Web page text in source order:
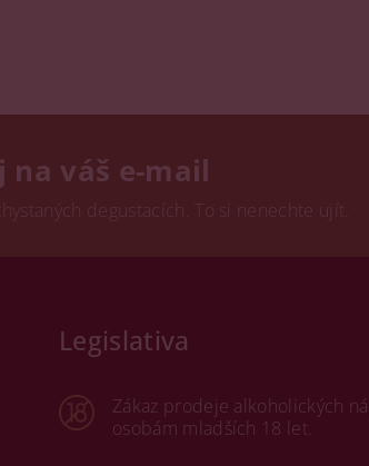
na váš e-mail
degustacích. To si nenechte ujít.
Legislativa
Zákaz prodeje alkoholických
osobám mladších 18 let.